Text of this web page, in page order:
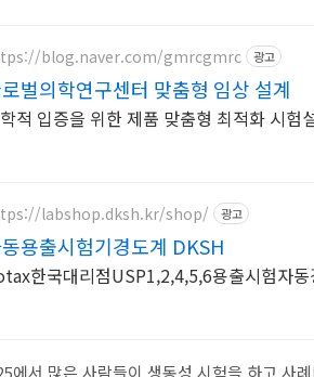
blog.naver.com/gmrcgmrc 광고
벌의학연구센터 맞춤형 임상 설계
적 입증을 위한 제품 맞춤형 최적화 시험
labshop.dksh.kr/shop/ 광고
용출시험기경도계 DKSH
한국대리점USP1,2,4,5,6용출시험자
에서 많은 사람들이 생동성 시험을 하고 사